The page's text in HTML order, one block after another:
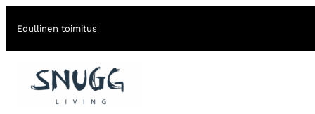
Edullinen toimitus